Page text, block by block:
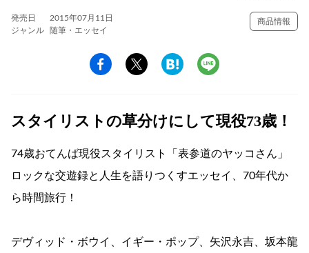
発売日
2015年07月11日
ジャンル
随筆・エッセイ
商品情報
スタイリストの草分けにして現役73歳！
74歳おてんば現役スタイリスト「表参道のヤッコさん」
ロックな交遊録と人生を語りつくすエッセイ、70年代か
ら時間旅行！
デヴィッド・ボウイ、イギー・ポップ、矢沢永吉、坂本龍